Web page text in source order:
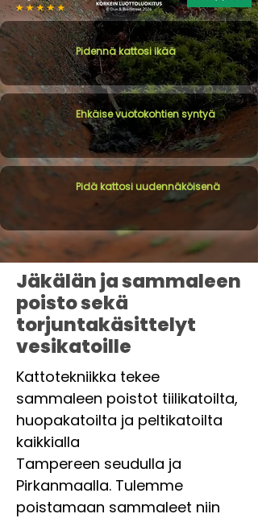
Pidennä kattosi ikää
Ehkäise vuotokohtien syntyä
Pidä kattosi uudennäköisenä
Jäkälän ja sammaleen
poisto sekä
torjuntakäsittelyt
vesikatoille
Kattotekniikka tekee
sammaleen poistot tiilikatoilta,
huopakatoilta ja peltikatoilta
kaikkialla
Tampereen seudulla ja
Pirkanmaalla. Tulemme
poistamaan sammaleet niin